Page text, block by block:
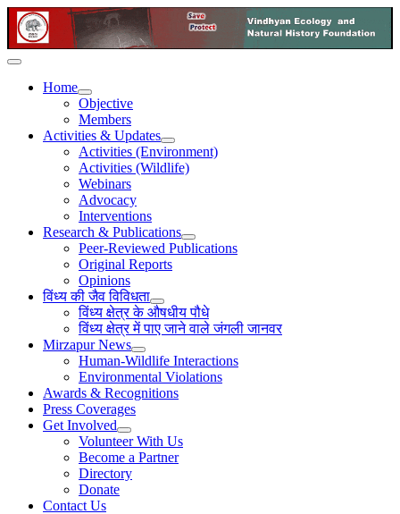
Home
Objective
Members
Activities & Updates
Activities (Environment)
Activities (Wildlife)
Webinars
Advocacy
Interventions
Research & Publications
Peer-Reviewed Publications
Original Reports
Opinions
विंध्य की जैव विविधता
विंध्य क्षेत्र के औषधीय पौधे
विंध्य क्षेत्र में पाए जाने वाले जंगली जानवर
Mirzapur News
Human-Wildlife Interactions
Environmental Violations
Awards & Recognitions
Press Coverages
Get Involved
Volunteer With Us
Become a Partner
Directory
Donate
Contact Us